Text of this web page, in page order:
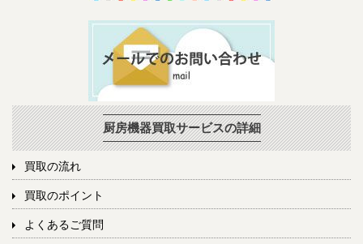
厨房機器買取サービスの詳細
買取の流れ
買取のポイント
よくあるご質問